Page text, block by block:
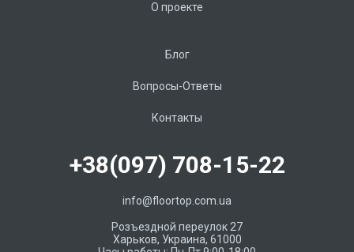
О проекте
Блог
Вопросы-Ответы
Контакты
+38(097) 708-15-22
info@floortop.com.ua
Розъездной переулок 27
Харьков, Украина, 61000